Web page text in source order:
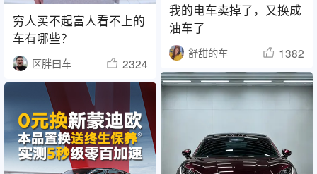
我的电车卖掉了，又换成
油车了
舒甜的车 1382
穷人买不起富人看不上的
车有哪些？
区胖曰车 2324